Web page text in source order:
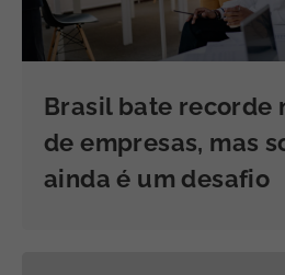
Brasil bate recorde
de empresas, mas
ainda é um desafio